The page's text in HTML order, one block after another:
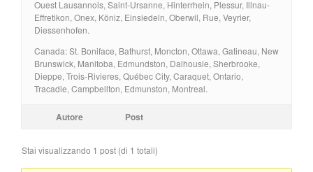
Ouest Lausannois, Saint-Ursanne, Hinterrhein, Plessur, Illnau-
Effretikon, Onex, Köniz, Einsiedeln, Oberwil, Rue, Veyrier,
Diessenhofen.
Canada: St. Boniface, Bathurst, Moncton, Ottawa, Gatineau, New
Brunswick, Manitoba, Edmundston, Dalhousie, Sherbrooke,
Dieppe, Trois-Rivieres, Québec City, Caraquet, Ontario,
Tracadie, Campbellton, Edmunston, Montreal.
Autore Post
Stai visualizzando 1 post (di 1 totali)